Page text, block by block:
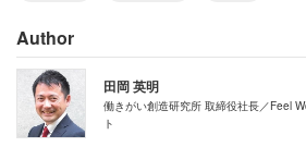
か」という外側に基準を置くと、情
は深まるばかりです。
大切なのは、組織のビジョンやミッ
Author
田岡 英明
働きがい創造研究所 取締役社長／Feel
ト